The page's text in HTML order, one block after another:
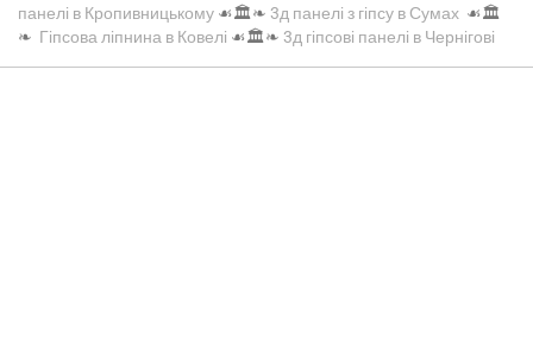
панелі в Кропивницькому ☙🏛️❧ 3д панелі з гіпсу в Сумах ☙🏛️
❧ Гіпсова ліпнина в Ковелі ☙🏛️❧ 3д гіпсові панелі в Чернігові